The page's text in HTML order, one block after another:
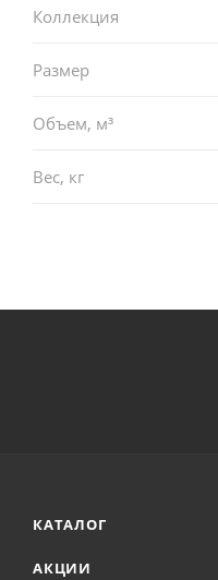
Коллекция
Размер
Объем, м³
Вес, кг
КАТАЛОГ
АКЦИИ